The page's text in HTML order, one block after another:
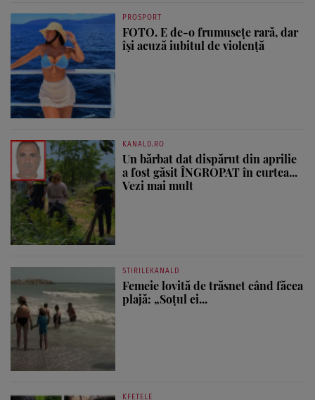
PROSPORT
FOTO. E de-o frumusețe rară, dar
își acuză iubitul de violență
KANALD.RO
Un bărbat dat dispărut din aprilie
a fost găsit ÎNGROPAT în curtea...
Vezi mai mult
STIRILEKANALD
Femeie lovită de trăsnet când făcea
plajă: „Soțul ei...
KFETELE